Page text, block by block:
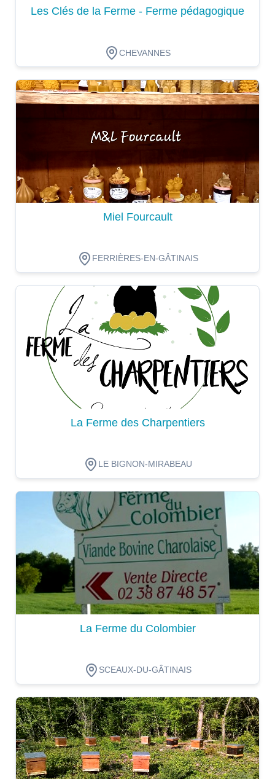
Les Clés de la Ferme - Ferme pédagogique
CHEVANNES
Dégustation
Miel Fourcault
FERRIÈRES-EN-GÂTINAIS
Dégustation
La Ferme des Charpentiers
LE BIGNON-MIRABEAU
Dégustation
La Ferme du Colombier
SCEAUX-DU-GÂTINAIS
Dégustation